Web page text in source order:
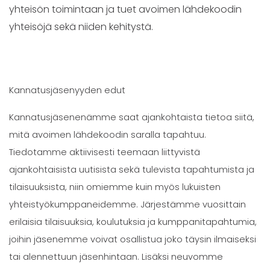
yhteisön toimintaan ja tuet avoimen lähdekoodin
yhteisöjä sekä niiden kehitystä.
Kannatusjäsenyyden edut
Kannatusjäsenenämme saat ajankohtaista tietoa siitä,
mitä avoimen lähdekoodin saralla tapahtuu.
Tiedotamme aktiivisesti teemaan liittyvistä
ajankohtaisista uutisista sekä tulevista tapahtumista ja
tilaisuuksista, niin omiemme kuin myös lukuisten
yhteistyökumppaneidemme. Järjestämme vuosittain
erilaisia tilaisuuksia, koulutuksia ja kumppanitapahtumia,
joihin jäsenemme voivat osallistua joko täysin ilmaiseksi
tai alennettuun jäsenhintaan. Lisäksi neuvomme